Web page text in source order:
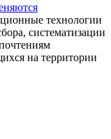
технологии
систематизации
на территории